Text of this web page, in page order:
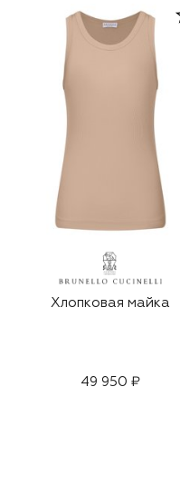
Хлопковая майка
49 950 ₽